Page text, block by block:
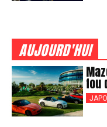
AUJOURD'HUI
fou